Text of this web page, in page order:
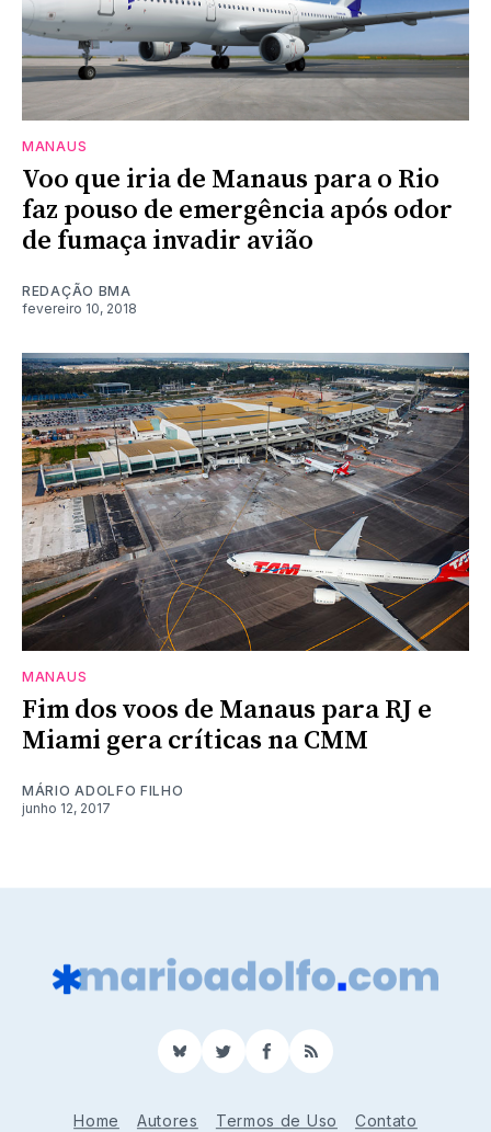
MANAUS
Voo que iria de Manaus para o Rio
faz pouso de emergência após odor
de fumaça invadir avião
REDAÇÃO BMA
fevereiro 10, 2018
MANAUS
Fim dos voos de Manaus para RJ e
Miami gera críticas na CMM
MÁRIO ADOLFO FILHO
junho 12, 2017
BlueSkyTwitterFacebook
RSS
Home Autores Termos de Uso Contato